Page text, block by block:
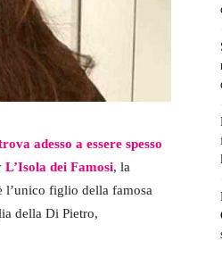
adesso a essere spesso
L’Isola dei Famosi, la
l’unico figlio della famosa
della Di Pietro,